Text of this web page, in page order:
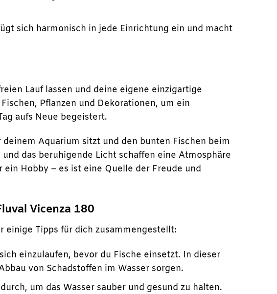
sich harmonisch in jede Einrichtung ein und macht
Lauf lassen und deine eigene einzigartige
Pflanzen und Dekorationen, um ein
aufs Neue begeistert.
Aquarium sitzt und den bunten Fischen beim
das beruhigende Licht schaffen eine Atmosphäre
Hobby – es ist eine Quelle der Freude und
Vicenza 180
einige Tipps für dich zusammengestellt:
einzulaufen, bevor du Fische einsetzt. In dieser
von Schadstoffen im Wasser sorgen.
um das Wasser sauber und gesund zu halten.